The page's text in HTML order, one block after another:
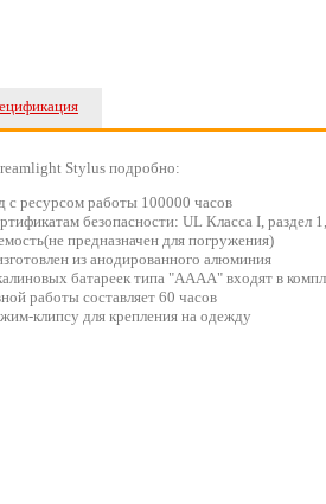
Stylus подробно:
с ресурсом работы 100000 часов
безопасности: UL Класса I, раздел
предназначен для погружения)
из анодированного алюминия
батареек типа "АААА" входят в
работы составляет 60 часов
клипсу для крепления на одежду